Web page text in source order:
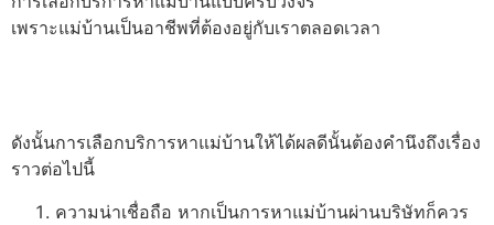
เพราะแม่บ้านเป็นอาชีพที่ต้องอยู่กับเราตลอดเวลา
ดังนั้นการเลือกบริการหาแม่บ้านให้ได้ผลดีนั้นต้องคำนึงถึงเรื่อง
ราวต่อไปนี้
ความน่าเชื่อถือ หากเป็นการหาแม่บ้านผ่านบริษัทก็ควร